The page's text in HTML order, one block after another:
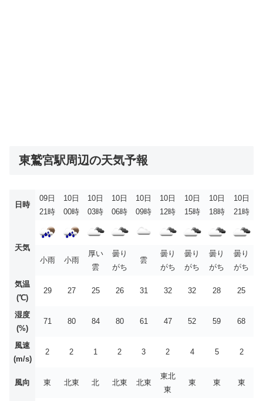
東鷲宮駅周辺の天気予報
日時
09日
21時
10日
00時
10日
03時
10日
06時
10日
09時
10日
12時
10日
15時
10日
18時
10日
21時
天気
小雨
小雨
厚い
雲
曇り
がち
雲
曇り
がち
曇り
がち
曇り
がち
曇り
がち
気温
(℃)
29 27 25 26 31 32 32 28 25
湿度
(%)
71 80 84 80 61 47 52 59 68
風速
(m/s)
2 2 1 2 3 2 4 5 2
風向 東 北東 北 北東 北東
東北
東
東 東 東